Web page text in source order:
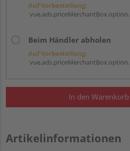
Auf Vorbestellung:
Beim Händler abholen
Auf Vorbestellung:
In den Warenkorb
Artikelinformationen